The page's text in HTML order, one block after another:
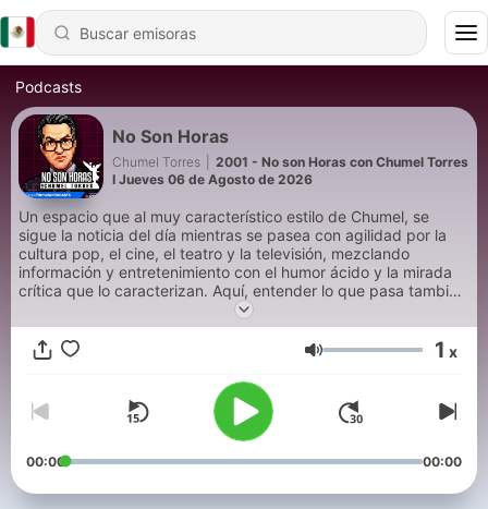
Podcasts
No Son Horas
Chumel Torres
2001 - No son Horas con Chumel Torres
I Jueves 06 de Agosto de 2026
Un espacio que al muy característico estilo de Chumel, se
sigue la noticia del día mientras se pasea con agilidad por la
cultura pop, el cine, el teatro y la televisión, mezclando
información y entretenimiento con el humor ácido y la mirada
crítica que lo caracterizan. Aquí, entender lo que pasa también
Volumen 1 x
00:00 00:00